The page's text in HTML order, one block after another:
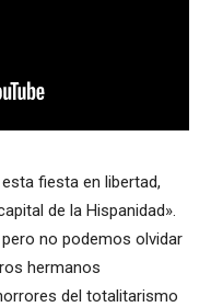
fiesta en libertad,
de la Hispanidad».
no podemos olvidar
hermanos
del totalitarismo